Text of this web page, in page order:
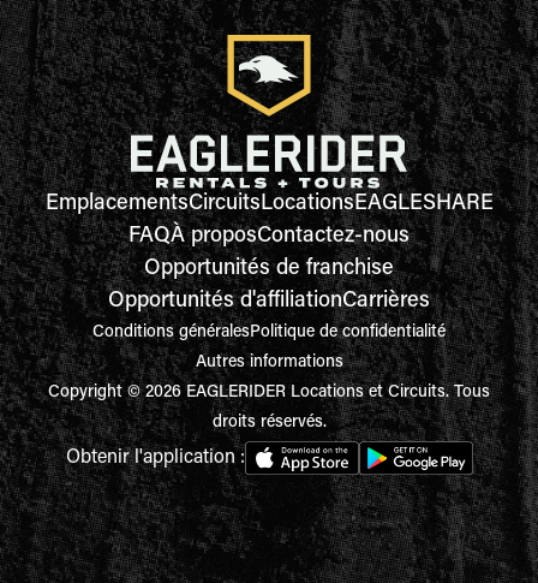
EmplacementsCircuitsLocationsEAGLESHARE
FAQÀ proposContactez-nous
Opportunités de franchise
Opportunités d'affiliationCarrières
Conditions généralesPolitique de confidentialité
Autres informations
Copyright © 2026 EAGLERIDER Locations et Circuits. Tous
droits réservés.
Obtenir l'application :